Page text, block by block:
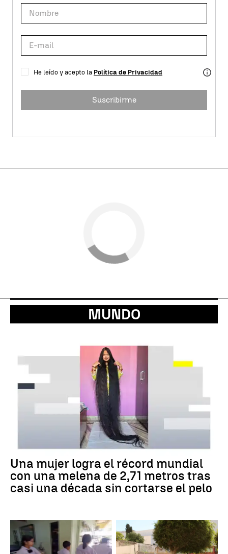
He leído y acepto la Política de Privacidad
Suscribirme
MUNDO
Una mujer logra el récord mundial
con una melena de 2,71 metros tras
casi una década sin cortarse el pelo